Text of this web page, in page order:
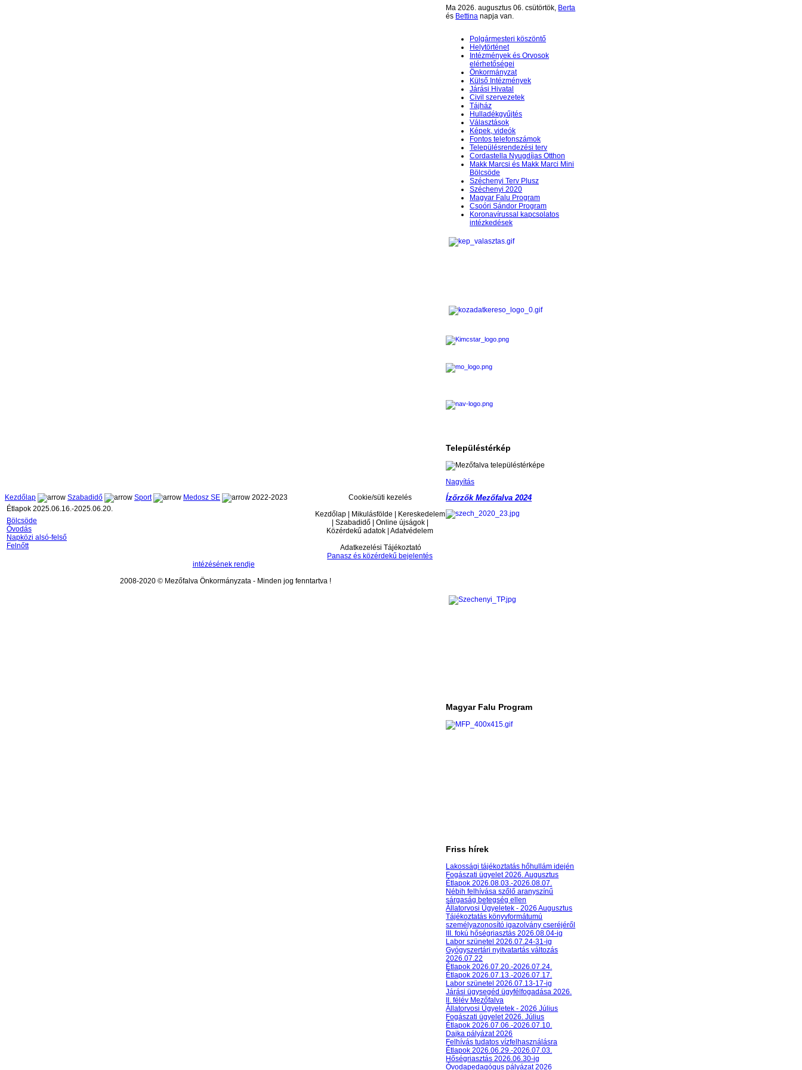
Ma 2026. augusztus 06. csütörtök, Berta
és Bettina napja van.
Polgármesteri köszöntő
Helytörténet
Intézmények és Orvosok
elérhetőségei
Önkormányzat
Külső Intézmények
Járási Hivatal
Civil szervezetek
Tájház
Hulladékgyűjtés
Választások
Képek, videók
Fontos telefonszámok
Településrendezési terv
Cordastella Nyugdíjas Otthon
Makk Marcsi és Makk Marci Mini
Bölcsöde
Széchenyi Terv Plusz
Széchenyi 2020
Magyar Falu Program
Csoóri Sándor Program
Koronavírussal kapcsolatos
intézkedések
Településtérkép
Nagyítás
Kezdőlap
Szabadidő Sport Medosz SE
2022-2023
Étlapok 2025.06.16.-2025.06.20.
Bölcsöde
Óvodás
Napközi alsó-felső
Felnőtt
Ízőrzők Mezőfalva 2024
Magyar Falu Program
Friss hírek
Lakossági tájékoztatás hőhullám idején
Fogászati ügyelet 2026. Augusztus
Étlapok 2026.08.03.-2026.08.07.
Nébih felhívása szőlő aranyszínű
sárgaság betegség ellen
Állatorvosi Ügyeletek - 2026 Augusztus
Tájékoztatás könyvformátumú
személyazonosító igazolvány cseréjéről
III. fokú hőségriasztás 2026.08.04-ig
Labor szünetel 2026.07.24-31-ig
Gyógyszertári nyitvatartás változás
2026.07.22
Étlapok 2026.07.20.-2026.07.24.
Étlapok 2026.07.13.-2026.07.17.
Labor szünetel 2026.07.13-17-ig
Járási ügysegéd ügyfélfogadása 2026.
II. félév Mezőfalva
Állatorvosi Ügyeletek - 2026 Július
Fogászati ügyelet 2026. Július
Étlapok 2026.07.06.-2026.07.10.
Dajka pályázat 2026
Felhívás tudatos vízfelhasználásra
Étlapok 2026.06.29.-2026.07.03.
Hőségriasztás 2026.06.30-ig
Óvodapedagógus pályázat 2026
Cookie/süti kezelés
Kezdőlap | Mikulásfölde | Kereskedelem
| Szabadidő | Online újságok |
Közérdekű adatok | Adatvédelem
Adatkezelési Tájékoztató
Panasz és közérdekű bejelentés
intézésének rendje
2008-2020 © Mezőfalva Önkormányzata - Minden jog fenntartva !